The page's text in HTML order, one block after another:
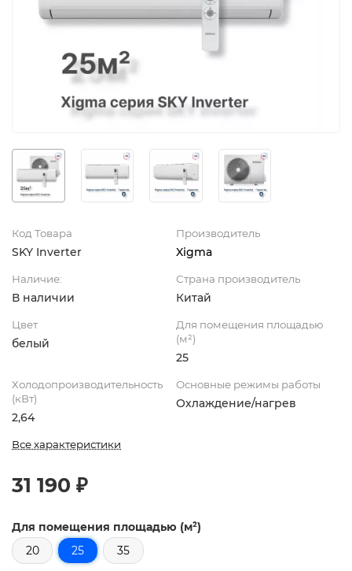
Код Товара
SKY Inverter
Производитель
Xigma
Наличие:
В наличии
Страна производитель
Китай
Цвет
белый
Для помещения площадью
(м²)
25
Холодопроизводительность
(кВт)
2,64
Основные режимы работы
Охлаждение/нагрев
Все характеристики
31 190 ₽
Для помещения площадью (м²)
20
25 35